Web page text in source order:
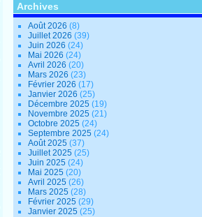
Archives
Août 2026 (8)
Juillet 2026 (39)
Juin 2026 (24)
Mai 2026 (24)
Avril 2026 (20)
Mars 2026 (23)
Février 2026 (17)
Janvier 2026 (25)
Décembre 2025 (19)
Novembre 2025 (21)
Octobre 2025 (24)
Septembre 2025 (24)
Août 2025 (37)
Juillet 2025 (25)
Juin 2025 (24)
Mai 2025 (20)
Avril 2025 (26)
Mars 2025 (28)
Février 2025 (29)
Janvier 2025 (25)